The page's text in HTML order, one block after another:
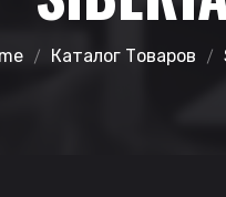
Каталог Товаров